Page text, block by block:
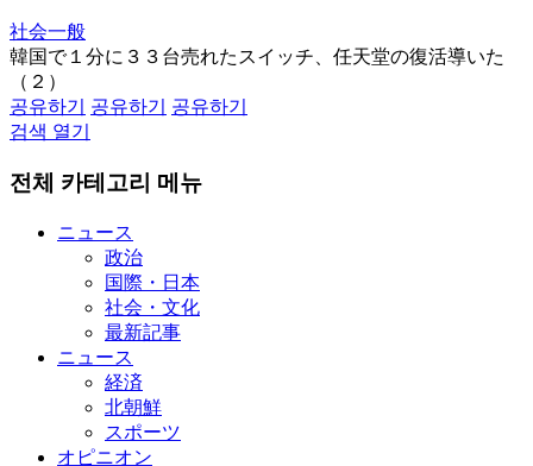
社会一般
韓国で１分に３３台売れたスイッチ、任天堂の復活導いた
（２）
공유하기
공유하기
공유하기
검색 열기
전체 카테고리 메뉴
ニュース
政治
国際・日本
社会・文化
最新記事
ニュース
経済
北朝鮮
スポーツ
オピニオン